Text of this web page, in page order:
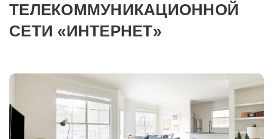
ТЕЛЕКОММУНИКАЦИОННОЙ
СЕТИ «ИНТЕРНЕТ»